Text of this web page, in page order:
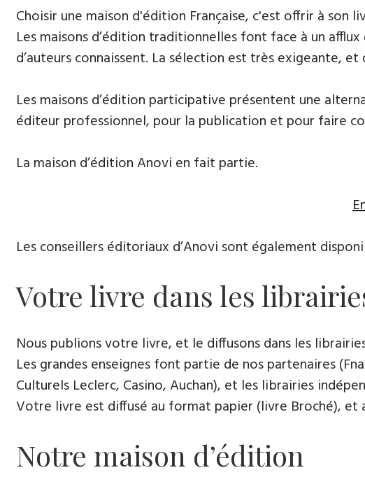
​Choisir une maison d'édition Française, c'est offrir à
Les maisons d’édition traditionnelles font face à un
d’auteurs connaissent. La sélection est très exigeante,
​Les maisons d’édition participative présentent une
éditeur professionnel, pour la publication et pour faire
La maison d’édition Anovi en fait partie.
Les conseillers éditoriaux d’Anovi sont également
Votre livre dans les
Nous publions votre livre, et le diffusons dans les
Les grandes enseignes font partie de nos partenaires
Culturels Leclerc, Casino, Auchan), et les librairies
Votre livre est diffusé au format papier (livre Broché), et
Notre maison d’édition